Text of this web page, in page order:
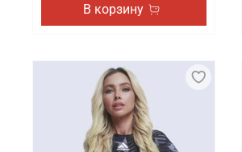
В корзину